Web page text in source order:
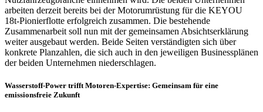
arbeiten derzeit bereits bei der Motorumrüstung für die KEYOU
18t-Pionierflotte erfolgreich zusammen. Die bestehende
Zusammenarbeit soll nun mit der gemeinsamen Absichtserklärung
weiter ausgebaut werden. Beide Seiten verständigten sich über
konkrete Planzahlen, die sich auch in den jeweiligen Businessplänen
der beiden Unternehmen niederschlagen.
Wasserstoff-Power trifft Motoren-Expertise: Gemeinsam für eine
emissionsfreie Zukunft